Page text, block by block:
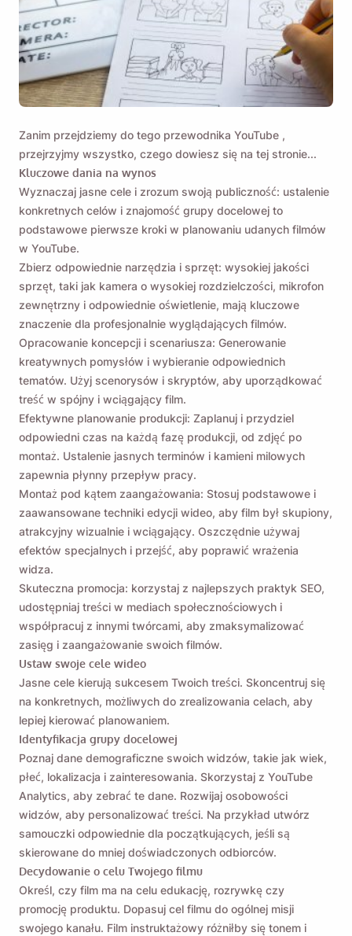
Zanim przejdziemy do tego przewodnika YouTube ,
przejrzyjmy wszystko, czego dowiesz się na tej stronie...
Kluczowe dania na wynos
Wyznaczaj jasne cele i zrozum swoją publiczność: ustalenie
konkretnych celów i znajomość grupy docelowej to
podstawowe pierwsze kroki w planowaniu udanych filmów
w YouTube.
Zbierz odpowiednie narzędzia i sprzęt: wysokiej jakości
sprzęt, taki jak kamera o wysokiej rozdzielczości, mikrofon
zewnętrzny i odpowiednie oświetlenie, mają kluczowe
znaczenie dla profesjonalnie wyglądających filmów.
Opracowanie koncepcji i scenariusza: Generowanie
kreatywnych pomysłów i wybieranie odpowiednich
tematów. Użyj scenorysów i skryptów, aby uporządkować
treść w spójny i wciągający film.
Efektywne planowanie produkcji: Zaplanuj i przydziel
odpowiedni czas na każdą fazę produkcji, od zdjęć po
montaż. Ustalenie jasnych terminów i kamieni milowych
zapewnia płynny przepływ pracy.
Montaż pod kątem zaangażowania: Stosuj podstawowe i
zaawansowane techniki edycji wideo, aby film był skupiony,
atrakcyjny wizualnie i wciągający. Oszczędnie używaj
efektów specjalnych i przejść, aby poprawić wrażenia
widza.
Skuteczna promocja: korzystaj z najlepszych praktyk SEO,
udostępniaj treści w mediach społecznościowych i
współpracuj z innymi twórcami, aby zmaksymalizować
zasięg i zaangażowanie swoich filmów.
Ustaw swoje cele wideo
Jasne cele kierują sukcesem Twoich treści. Skoncentruj się
na konkretnych, możliwych do zrealizowania celach, aby
lepiej kierować planowaniem.
Identyfikacja grupy docelowej
Poznaj dane demograficzne swoich widzów, takie jak wiek,
płeć, lokalizacja i zainteresowania. Skorzystaj z YouTube
Analytics, aby zebrać te dane. Rozwijaj osobowości
widzów, aby personalizować treści. Na przykład utwórz
samouczki odpowiednie dla początkujących, jeśli są
skierowane do mniej doświadczonych odbiorców.
Decydowanie o celu Twojego filmu
Określ, czy film ma na celu edukację, rozrywkę czy
promocję produktu. Dopasuj cel filmu do ogólnej misji
swojego kanału. Film instruktażowy różniłby się tonem i